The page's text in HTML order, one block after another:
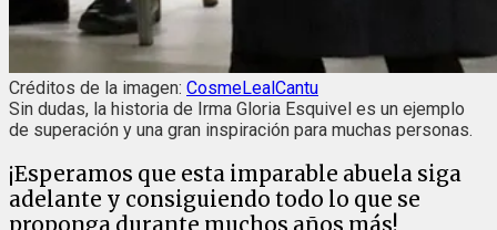
Créditos de la imagen: CosmeLealCantu
Sin dudas, la historia de Irma Gloria Esquivel es un ejemplo
de superación y una gran inspiración para muchas personas.
¡Esperamos que esta imparable abuela siga
adelante y consiguiendo todo lo que se